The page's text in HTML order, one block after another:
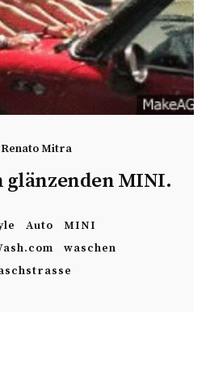
Renato Mitra
glänzenden MINI.
Auto
MINI
waschen